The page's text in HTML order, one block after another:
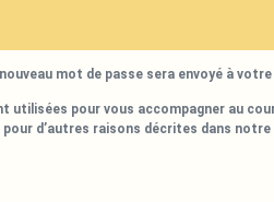
mot de passe sera envoyé à
utilisées pour vous accompagner au
d’autres raisons décrites dans notre